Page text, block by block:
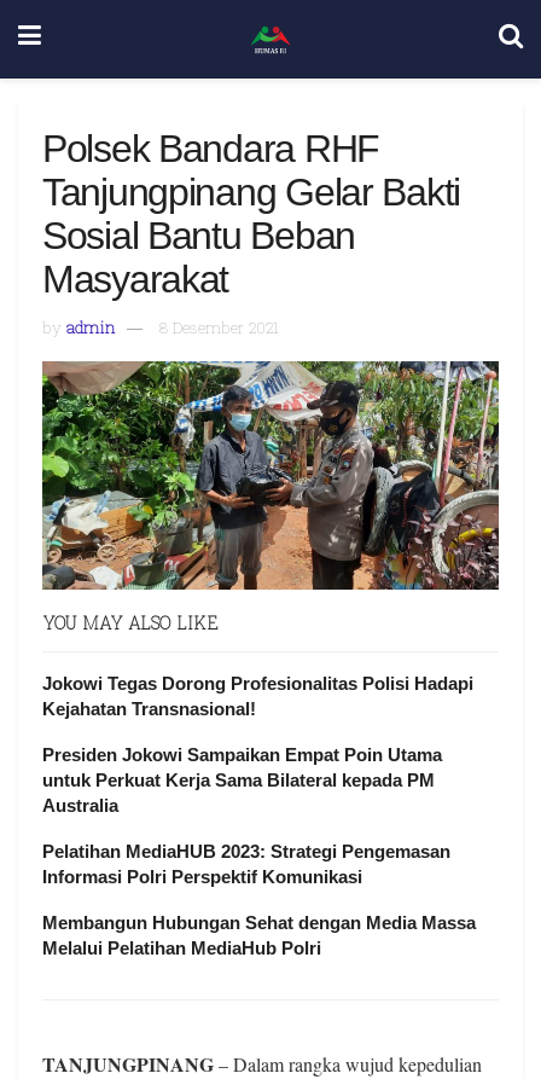
Polsek Bandara RHF
Tanjungpinang Gelar Bakti
Sosial Bantu Beban
Masyarakat
by admin 8 Desember 2021
YOU MAY ALSO LIKE
Jokowi Tegas Dorong Profesionalitas Polisi Hadapi
Kejahatan Transnasional!
Presiden Jokowi Sampaikan Empat Poin Utama
untuk Perkuat Kerja Sama Bilateral kepada PM
Australia
Pelatihan MediaHUB 2023: Strategi Pengemasan
Informasi Polri Perspektif Komunikasi
Membangun Hubungan Sehat dengan Media Massa
Melalui Pelatihan MediaHub Polri
TANJUNGPINANG– Dalam rangka wujud kepedulian